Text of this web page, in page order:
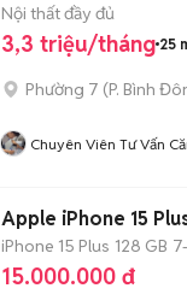
Nội thất đầy đủ
3,3 triệu/tháng 25
Phường 7 (P. Bình
Chuyên Viên Tư Vấn
Apple iPhone 15
iPhone 15 Plus 128 GB
15.000.000 đ